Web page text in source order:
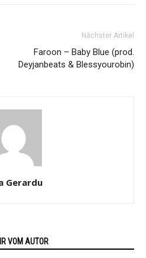
Nächster Artikel
Faroon – Baby Blue (prod.
Deyjanbeats & Blessyourobin)
Gerardu
VOM AUTOR